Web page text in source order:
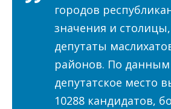
городов
значения и
депутаты
районов. По данным
депутатское место
10288 кандидатов,